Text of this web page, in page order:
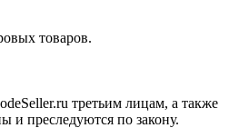
товаров.
третьим лицам, а также
и преследуются по закону.